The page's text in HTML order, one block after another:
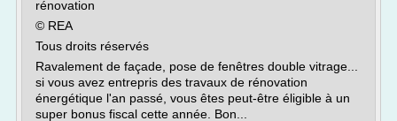
rénovation
© REA
Tous droits réservés
Ravalement de façade, pose de fenêtres double vitrage...
si vous avez entrepris des travaux de rénovation
énergétique l'an passé, vous êtes peut-être éligible à un
super bonus fiscal cette année. Bon...